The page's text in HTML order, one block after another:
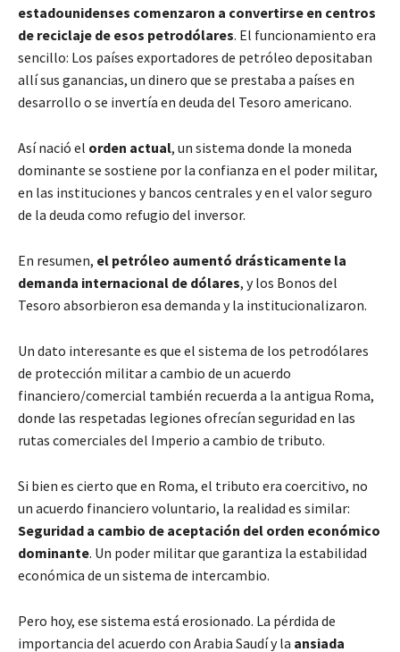
estadounidenses comenzaron a convertirse en centros
de reciclaje de esos petrodólares. El funcionamiento era
sencillo: Los países exportadores de petróleo depositaban
allí sus ganancias, un dinero que se prestaba a países en
desarrollo o se invertía en deuda del Tesoro americano.
Así nació el orden actual, un sistema donde la moneda
dominante se sostiene por la confianza en el poder militar,
en las instituciones y bancos centrales y en el valor seguro
de la deuda como refugio del inversor.
En resumen, el petróleo aumentó drásticamente la
demanda internacional de dólares, y los Bonos del
Tesoro absorbieron esa demanda y la institucionalizaron.
Un dato interesante es que el sistema de los petrodólares
de protección militar a cambio de un acuerdo
financiero/comercial también recuerda a la antigua Roma,
donde las respetadas legiones ofrecían seguridad en las
rutas comerciales del Imperio a cambio de tributo.
Si bien es cierto que en Roma, el tributo era coercitivo, no
un acuerdo financiero voluntario, la realidad es similar:
Seguridad a cambio de aceptación del orden económico
dominante. Un poder militar que garantiza la estabilidad
económica de un sistema de intercambio.
Pero hoy, ese sistema está erosionado. La pérdida de
importancia del acuerdo con Arabia Saudí y la ansiada